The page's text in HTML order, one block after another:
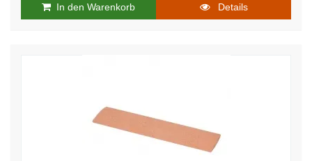
In den Warenkorb Details